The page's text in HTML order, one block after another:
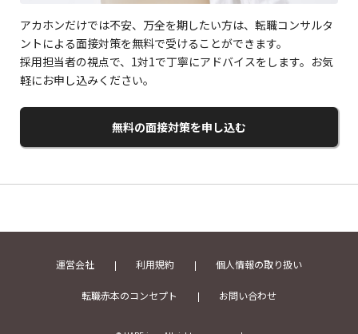
アカホンだけでは不安、万全を期したい方は、転職コンサルタ
ントによる面接対策を無料で受けることができます。
採用担当者の視点で、1対1で丁寧にアドバイスをします。お気
軽にお申し込みください。
無料の面接対策を申し込む
運営会社 利用規約 個人情報の取り扱い
転職赤本のコンセプト お問い合わせ